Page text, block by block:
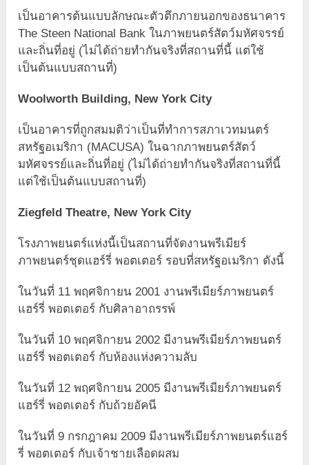
เป็นอาคารต้นแบบลักษณะตัวตึกภายนอกของธนาคาร
The Steen National Bank ในภาพยนตร์สัตว์มหัศจรรย์
และถิ่นที่อยู่ (ไม่ได้ถ่ายทำกันจริงที่สถานที่นี้ แต่ใช้
เป็นต้นแบบสถานที่)
Woolworth Building, New York City
เป็นอาคารที่ถูกสมมติว่าเป็นที่ทำการสภาเวทมนตร์
สหรัฐอเมริกา (MACUSA) ในฉากภาพยนตร์สัตว์
มหัศจรรย์และถิ่นที่อยู่ (ไม่ได้ถ่ายทำกันจริงที่สถานที่นี้
แต่ใช้เป็นต้นแบบสถานที่)
Ziegfeld Theatre, New York City
โรงภาพยนตร์แห่งนี้เป็นสถานที่จัดงานพรีเมียร์
ภาพยนตร์ชุดแฮร์รี่ พอตเตอร์ รอบที่สหรัฐอเมริกา ดังนี้
ในวันที่ 11 พฤศจิกายน 2001 งานพรีเมียร์ภาพยนตร์
แฮร์รี่ พอตเตอร์ กับศิลาอาถรรพ์
ในวันที่ 10 พฤศจิกายน 2002 มีงานพรีเมียร์ภาพยนตร์
แฮร์รี่ พอตเตอร์ กับห้องแห่งความลับ
ในวันที่ 12 พฤศจิกายน 2005 มีงานพรีเมียร์ภาพยนตร์
แฮร์รี่ พอตเตอร์ กับถ้วยอัคนี
ในวันที่ 9 กรกฎาคม 2009 มีงานพรีเมียร์ภาพยนตร์แฮร์
รี่ พอตเตอร์ กับเจ้าชายเลือดผสม